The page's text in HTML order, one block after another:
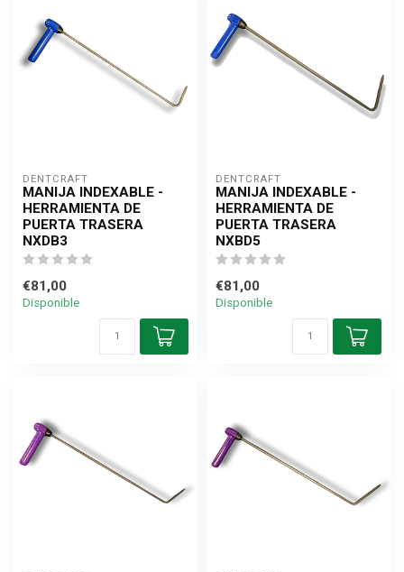
DENTCRAFT
MANIJA INDEXABLE -
HERRAMIENTA DE
PUERTA TRASERA
NXDB3
€81,00
Disponible
DENTCRAFT
MANIJA INDEXABLE -
HERRAMIENTA DE
PUERTA TRASERA
NXBD5
€81,00
Disponible